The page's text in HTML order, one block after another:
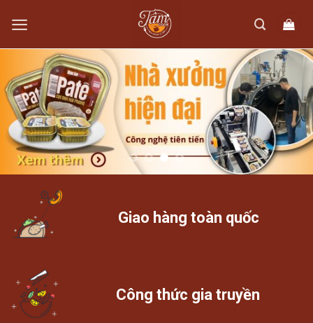
content
Giao hàng toàn quốc
Công thức gia truyền